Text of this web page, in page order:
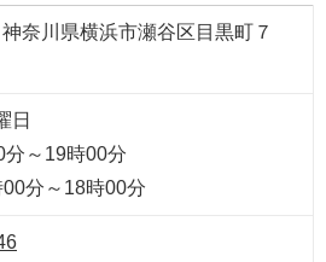
奈川県横浜市瀬谷区目黒町７
日
～19時00分
分～18時00分